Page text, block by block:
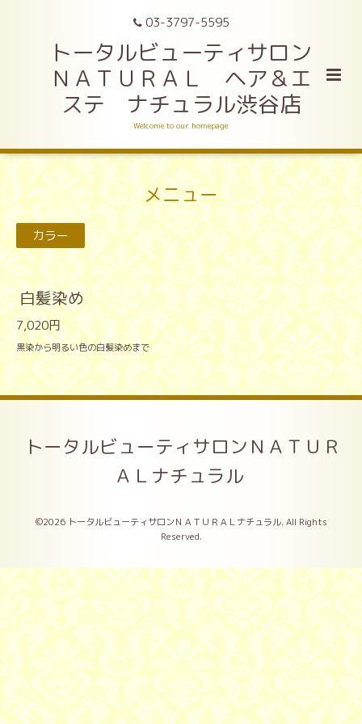
03-3797-5595
トータルビューティサロン
ＮＡＴＵＲＡＬ ヘア＆エ
ステ ナチュラル渋谷店
Welcome to our homepage
メニュー
カラー
白髪染め
7,020円
黒染から明るい色の白髪染めまで
トータルビューティサロンＮＡＴＵＲ
ＡＬナチュラル
©2026 トータルビューティサロンＮＡＴＵＲＡＬナチュラル. All Rights
Reserved.